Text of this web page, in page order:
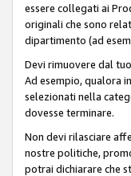
essere collegati ai
originali che sono
dipartimento (ad
Devi rimuovere dal
Ad esempio, qualora
selezionati nella
dovesse terminare.
Non devi rilasciare
nostre politiche,
potrai dichiarare che